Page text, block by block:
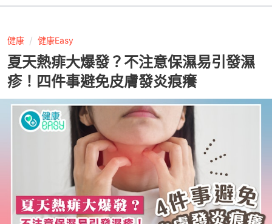
健康 健康Easy
夏天熱痱大爆發？不注意保濕易引發濕
疹！四件事避免皮膚發炎痕癢